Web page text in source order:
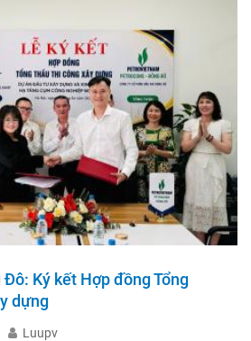
Ký kết Hợp đồng Tổng
dựng
Luupv